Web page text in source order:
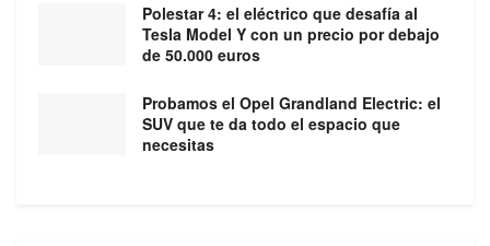
Polestar 4: el eléctrico que desafía al
Tesla Model Y con un precio por debajo
de 50.000 euros
Probamos el Opel Grandland Electric: el
SUV que te da todo el espacio que
necesitas